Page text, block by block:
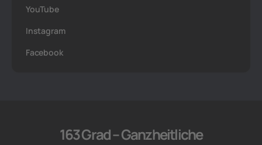
YouTube
Instagram
Facebook
163 Grad – Ganzheitliche